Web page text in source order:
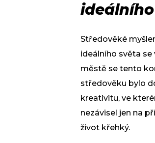
Středověké
ideálního světa se
městě se tento
středověku bylo
kreativitu, ve
nezávisel jen na
život křehký.